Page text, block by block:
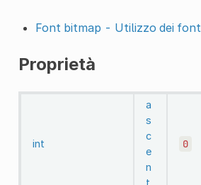
Font bitmap - Utilizzo dei font
Proprietà
int
a
s
c
e
n
t
0